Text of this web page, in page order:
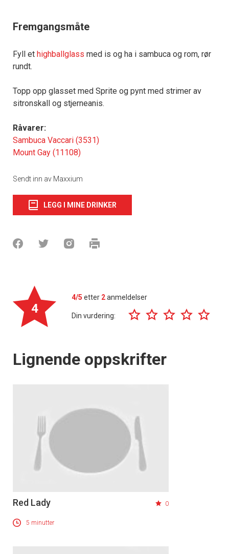
Fremgangsmåte
Fyll et highballglass med is og ha i sambuca og rom, rør
rundt.
Topp opp glasset med Sprite og pynt med strimer av
sitronskall og stjerneanis.
Råvarer:
Sambuca Vaccari (3531)
Mount Gay (11108)
Sendt inn av Maxxium
LEGG I MINE DRINKER
4
4/5 etter 2anmeldelser
Din vurdering:
Lignende oppskrifter
Red Lady 0
5 minutter